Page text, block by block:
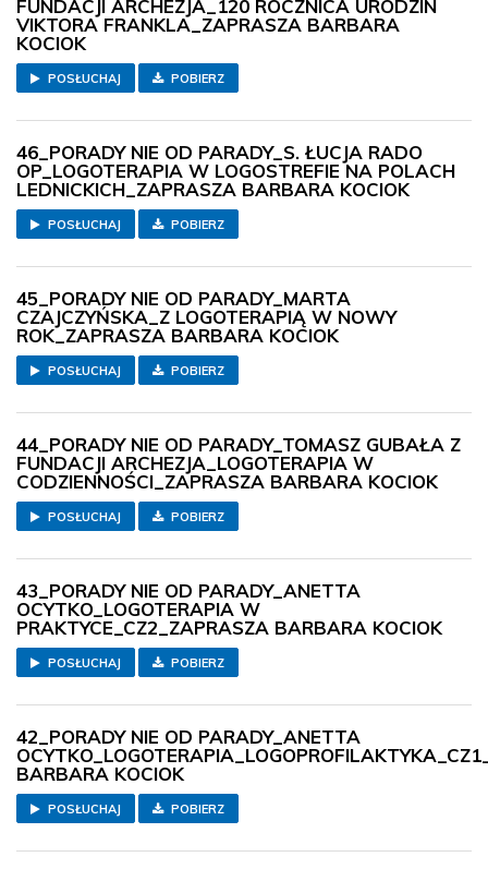
FUNDACJI ARCHEZJA_120 ROCZNICA URODZIN
VIKTORA FRANKLA_ZAPRASZA BARBARA
KOCIOK
POSŁUCHAJ POBIERZ
46_PORADY NIE OD PARADY_S. ŁUCJA RADO
OP_LOGOTERAPIA W LOGOSTREFIE NA POLACH
LEDNICKICH_ZAPRASZA BARBARA KOCIOK
POSŁUCHAJ POBIERZ
45_PORADY NIE OD PARADY_MARTA
CZAJCZYŃSKA_Z LOGOTERAPIĄ W NOWY
ROK_ZAPRASZA BARBARA KOCIOK
POSŁUCHAJ POBIERZ
44_PORADY NIE OD PARADY_TOMASZ GUBAŁA Z
FUNDACJI ARCHEZJA_LOGOTERAPIA W
CODZIENNOŚCI_ZAPRASZA BARBARA KOCIOK
POSŁUCHAJ POBIERZ
43_PORADY NIE OD PARADY_ANETTA
OCYTKO_LOGOTERAPIA W
PRAKTYCE_CZ2_ZAPRASZA BARBARA KOCIOK
POSŁUCHAJ POBIERZ
42_PORADY NIE OD PARADY_ANETTA
BARBARA KOCIOK
POSŁUCHAJ POBIERZ